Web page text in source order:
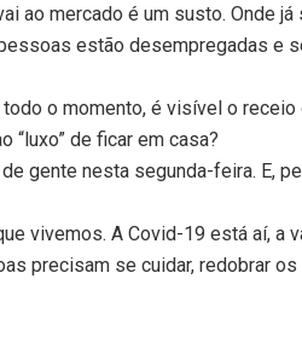
ao mercado é um susto. Onde
estão desempregadas e
o momento, é visível o
“luxo” de ficar em casa?
gente nesta segunda-feira. E,
vivemos. A Covid-19 está aí, a
precisam se cuidar, redobrar